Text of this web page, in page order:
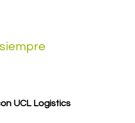
UCL Logistics